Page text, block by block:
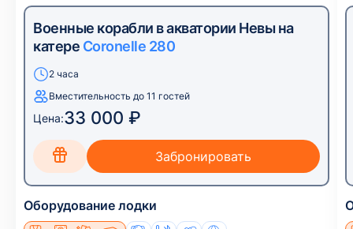
Военные корабли в акватории Невы на
катере Coronelle 280
2 часа
Вместительность до 11 гостей
Цена:33 000 ₽
Оборудование лодки